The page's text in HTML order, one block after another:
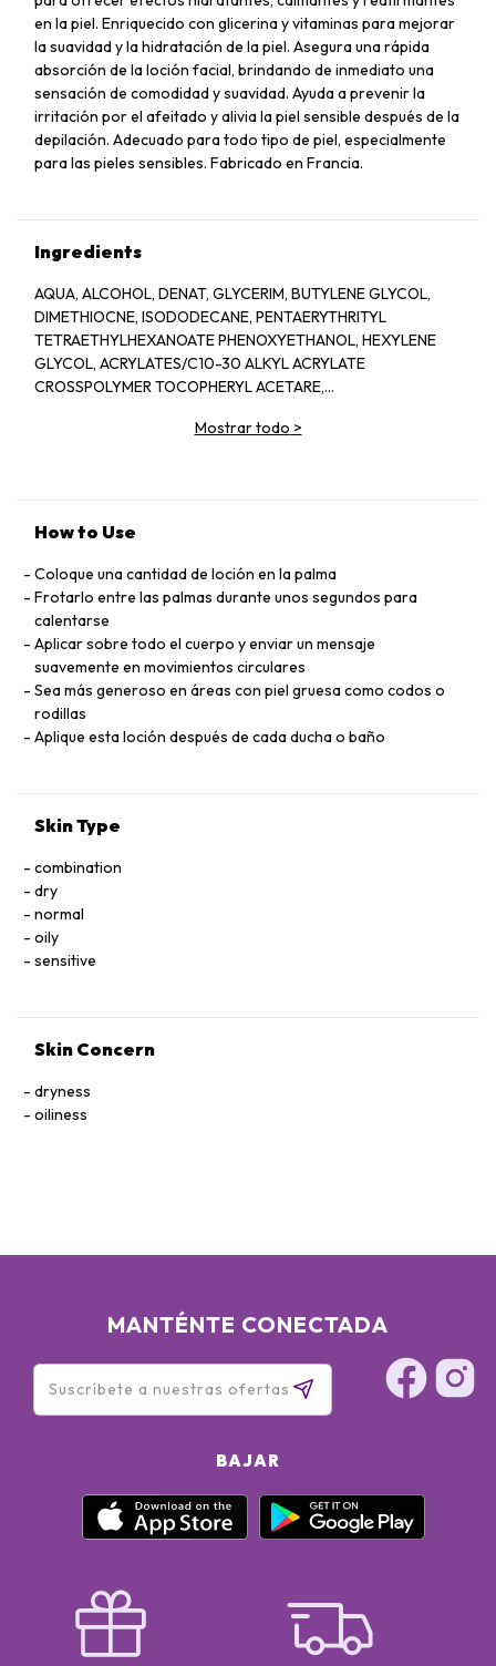
en la piel. Enriquecido con glicerina y vitaminas para mejorar
la suavidad y la hidratación de la piel. Asegura una rápida
absorción de la loción facial, brindando de inmediato una
sensación de comodidad y suavidad. Ayuda a prevenir la
irritación por el afeitado y alivia la piel sensible después de la
depilación. Adecuado para todo tipo de piel, especialmente
para las pieles sensibles. Fabricado en Francia.
Ingredients
AQUA, ALCOHOL, DENAT, GLYCERIM, BUTYLENE GLYCOL,
DIMETHIOCNE, ISODODECANE, PENTAERYTHRITYL
TETRAETHYLHEXANOATE PHENOXYETHANOL, HEXYLENE
GLYCOL, ACRYLATES/C10-30 ALKYL ACRYLATE
CROSSPOLYMER TOCOPHERYL ACETARE,
DIEMTHICONOL, BIOSACCHARIDE GUM-1, ZEA MAYS OIL,
LINALOOL, LUIMONENE, UREA, MAGNESIUM PCA, POTASSIUM
HYDROXYCITRONELLAL, BENZYL SALICYLATE, DEXTRIN,
CITRONELLOL, COUMARIN, BENTYL ALCOHOL CITRAL,
COPPER PCA, TOCOPHEROL, HEXYL NICOTINATE, SUCROSE
GLUTAMIC ACID, MANGANESE GLUCONATE, ASCORBYL
PALMITATE ASPARTIC ACID ALANINE PARFUM, (F.I.L.
C184762/1)
Mostrar todo >
How to Use
Coloque una cantidad de loción en la palma
Frotarlo entre las palmas durante unos segundos para
calentarse
Aplicar sobre todo el cuerpo y enviar un mensaje
suavemente en movimientos circulares
Sea más generoso en áreas con piel gruesa como codos o
rodillas
Aplique esta loción después de cada ducha o baño
Skin Type
combination
dry
normal
oily
sensitive
Skin Concern
dryness
oiliness
MANTÉNTE CONECTADA
BAJAR